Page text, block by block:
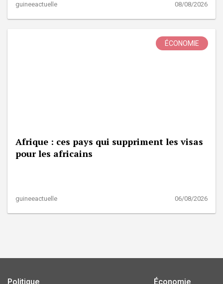
guineeactuelle 08/08/2026
ÉCONOMIE
Afrique : ces pays qui suppriment les visas
pour les africains
guineeactuelle 06/08/2026
Politique Économie